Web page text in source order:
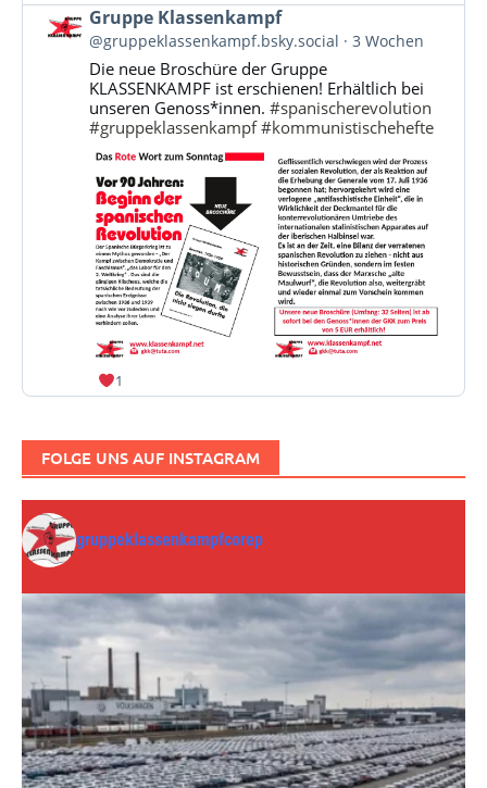
Beitrag
von
Gruppe
Klassenkampf
Bluesky
ansehen
Gruppe Klassenkampf
@gruppeklassenkampf.bsky.social 3 Wochen
Die neue Broschüre der Gruppe
KLASSENKAMPF ist erschienen! Erhältlich bei
unseren Genoss*innen.#spanischerevolution
#gruppeklassenkampf #kommunistischehefte
1
FOLGE UNS AUF INSTAGRAM
gruppeklassenkampfcorep